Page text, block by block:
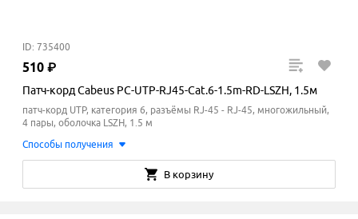
ID: 735400
510 ₽
Патч-корд Cabeus PC-UTP-RJ45-Cat.6-1.5m-RD-LSZH, 1.5м
патч-корд UTP, категория 6, разъёмы RJ-45 - RJ-45, многожильный,
4 пары, оболочка LSZH, 1.5 м
Способы получения
В корзину